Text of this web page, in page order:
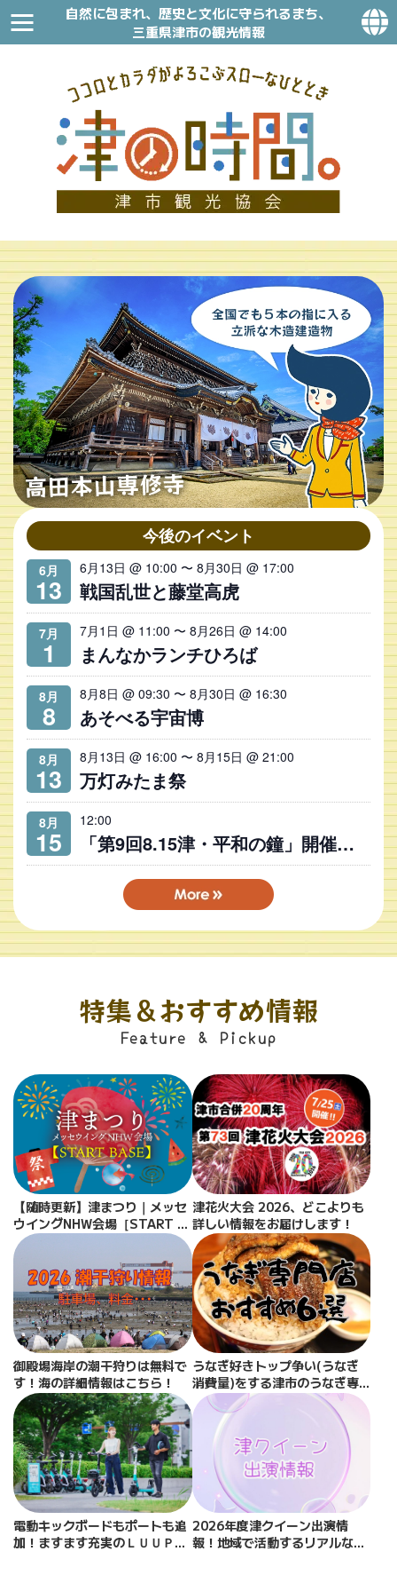
自然に包まれ、歴史と文化に守られるまち、
三重県津市の観光情報
今後のイベント
6月
13
6月13日 @ 10:00 〜 8月30日 @ 17:00
戦国乱世と藤堂高虎
7月
1
7月1日 @ 11:00 〜 8月26日 @ 14:00
まんなかランチひろば
8月
8
8月8日 @ 09:30 〜 8月30日 @ 16:30
あそべる宇宙博
8月
13
8月13日 @ 16:00 〜 8月15日 @ 21:00
万灯みたま祭
8月
15
12:00
「第9回8.15津・平和の鐘」開催のお知らせ
特集＆おすすめ情報
Feature & Pickup
【随時更新】津まつり｜メッセ
ウイングNHW会場［START B
ASE］
津花火大会 2026、どこよりも
詳しい情報をお届けします！
御殿場海岸の潮干狩りは無料で
す！海の詳細情報はこちら！
うなぎ好きトップ争い(うなぎ
消費量)をする津市のうなぎ専
門店人気６選！
電動キックボードもポートも追
加！ますます充実のＬＵＵＰで
2026年度津クイーン出演情
報！地域で活動するリアルな情